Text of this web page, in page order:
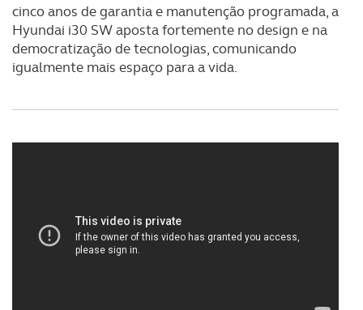
cinco anos de garantia e manutenção programada, a
Hyundai i30 SW aposta fortemente no design e na
democratização de tecnologias, comunicando
igualmente mais espaço para a vida.